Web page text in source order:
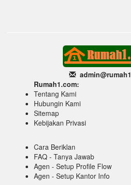
admin@rumah1
Rumah1.com:
Tentang Kami
Hubungin Kami
Sitemap
Kebijakan Privasi
Cara Beriklan
FAQ - Tanya Jawab
Agen - Setup Profile Flow
Agen - Setup Kantor Info